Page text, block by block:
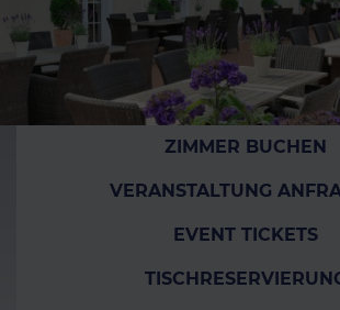
ZIMMER BUCHEN
VERANSTALTUNG
EVENT TICKETS